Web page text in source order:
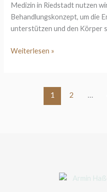
Medizin in Riedstadt nutzen
Behandlungskonzept, um die
unterstützen und den Körper
Weiterlesen »
1 2 …